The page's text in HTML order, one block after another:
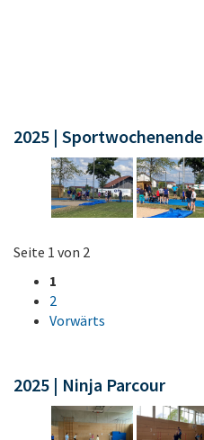
2025 | Sportwochenende
Seite 1 von 2
1
2
Vorwärts
2025 | Ninja Parcour